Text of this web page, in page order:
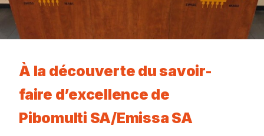
À la découverte du savoir-
faire d’excellence de
Pibomulti SA/Emissa SA